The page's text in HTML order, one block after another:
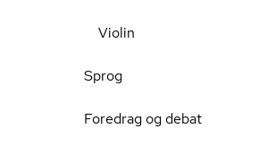
Violin
Sprog
Foredrag og debat